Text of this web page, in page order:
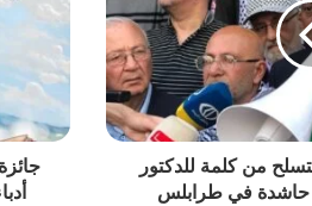
من كلمة للدكتور
حاشدة في طرابلس